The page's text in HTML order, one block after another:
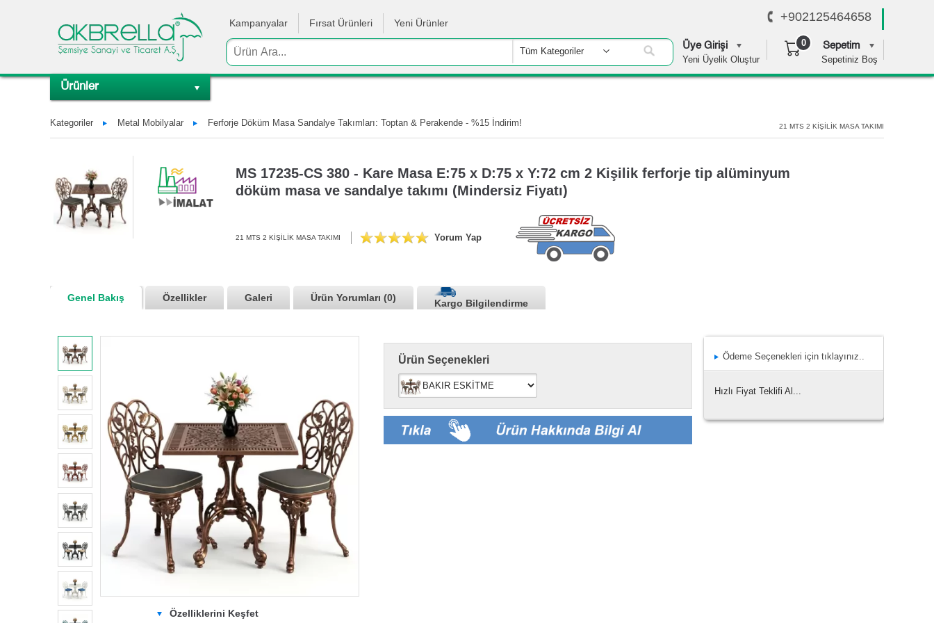
Kampanyalar Fırsat Ürünleri Yeni Ürünler +902125464658
Tüm Kategoriler
Üye Girişi
Yeni Üyelik Oluştur
Sepetim
0
Sepetiniz Boş
0,00 TL
Ürünler
Kategoriler Metal Mobilyalar Ferforje Döküm Masa Sandalye Takımları: Toptan & Perakende - %15 İndirim! 21 MTS 2 KİŞİLİK MASA TAKIMI
MS 17235-CS 380 - Kare Masa E:75 x D:75 x Y:72 cm 2 Kişilik ferforje tip alüminyum
döküm masa ve sandalye takımı (Mindersiz Fiyatı)
21 MTS 2 KİŞİLİK MASA TAKIMI Yorum Yap
Genel Bakış Özellikler Galeri Ürün Yorumları (0)
Kargo Bilgilendirme
Özelliklerini Keşfet
Ürün Seçenekleri Ödeme Seçenekleri için tıklayınız..
Hızlı Fiyat Teklifi Al...